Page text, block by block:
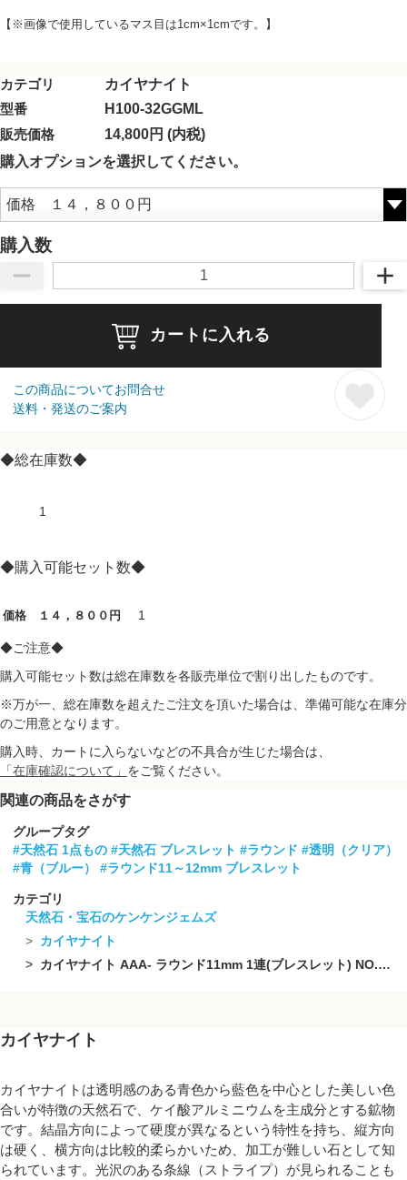
【※画像で使用しているマス目は1cm×1cmです。】
カテゴリ
カイヤナイト
型番
H100-32GGML
販売価格
14,800円 (内税)
購入オプションを選択してください。
購入数
カートに入れる
この商品についてお問合せ
送料・発送のご案内
◆総在庫数◆
1
◆購入可能セット数◆
価格 １４，８００円 1
◆ご注意◆
購入可能セット数は総在庫数を各販売単位で割り出したものです。
※万が一、総在庫数を超えたご注文を頂いた場合は、準備可能な在庫分
のご用意となります。
購入時、カートに入らないなどの不具合が生じた場合は、
「在庫確認について」 をご覧ください。
関連の商品をさがす
グループタグ
#天然石 1点もの #天然石 ブレスレット #ラウンド #透明（クリア）
#青（ブルー）
#ラウンド11～12mm ブレスレット
カテゴリ
天然石・宝石のケンケンジェムズ
カイヤナイト
カイヤナイト AAA- ラウンド11mm 1連(ブレスレット) NO.4【1点もの】
カイヤナイト
カイヤナイトは透明感のある青色から藍色を中心とした美しい色
合いが特徴の天然石で、ケイ酸アルミニウムを主成分とする鉱物
です。結晶方向によって硬度が異なるという特性を持ち、縦方向
は硬く、横方向は比較的柔らかいため、加工が難しい石として知
られています。光沢のある条線（ストライプ）が見られることも